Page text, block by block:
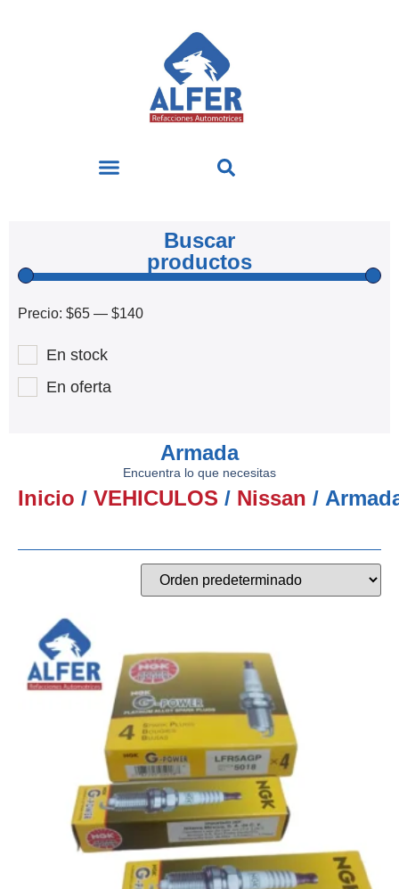
Buscar
productos
Precio: $65 — $140
En stock
En oferta
Armada
Encuentra lo que necesitas
Inicio / VEHICULOS / Nissan /